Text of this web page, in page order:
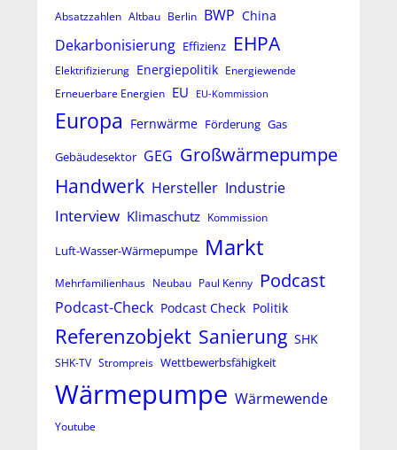
Absatzzahlen Altbau Berlin BWP China
Dekarbonisierung Effizienz EHPA
Elektrifizierung Energiepolitik Energiewende
Erneuerbare Energien EU EU-Kommission
Europa Fernwärme Förderung Gas
Gebäudesektor GEG Großwärmepumpe
Handwerk Hersteller Industrie
Interview Klimaschutz Kommission
Luft-Wasser-Wärmepumpe Markt
Mehrfamilienhaus Neubau Paul Kenny Podcast
Podcast-Check Podcast Check Politik
Referenzobjekt Sanierung SHK
SHK-TV Strompreis Wettbewerbsfähigkeit
Wärmepumpe Wärmewende
Youtube